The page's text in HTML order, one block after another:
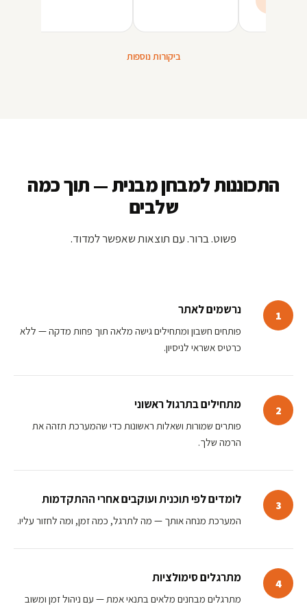
ביקורות נוספות
התכוננות למבחן מבנית — תוך כמה
שלבים
פשוט. ברור. עם תוצאות שאפשר למדוד.
1 נרשמים לאתר
פותחים חשבון ומתחילים גישה מלאה תוך פחות מדקה — ללא
כרטיס אשראי לניסיון.
2 מתחילים בתרגול ראשוני
פותרים שמורות ושאלות ראשונות כדי שהמערכת תזהה את
הרמה שלך.
3 לומדים לפי תוכנית ועוקבים אחרי ההתקדמות
המערכת מנחה אותך — מה לתרגל, כמה זמן, ומה לחזור עליו.
4 מתרגלים סימולציות
מתרגלים מבחנים מלאים בתנאי אמת — עם ניהול זמן ומשוב